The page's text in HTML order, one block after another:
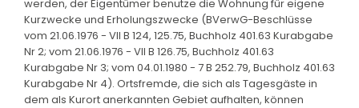
werden, der Eigentümer benutze die Wohnung für eigene
Kurzwecke und Erholungszwecke (BVerwG-Beschlüsse
vom 21.06.1976 - VII B 124, 125.75, Buchholz 401.63 Kurabgabe
Nr 2; vom 21.06.1976 - VII B 126.75, Buchholz 401.63
Kurabgabe Nr 3; vom 04.01.1980 - 7 B 252.79, Buchholz 401.63
Kurabgabe Nr 4). Ortsfremde, die sich als Tagesgäste in
dem als Kurort anerkannten Gebiet aufhalten, können